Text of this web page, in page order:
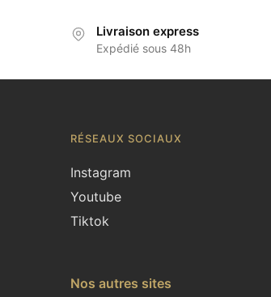
Livraison express
Expédié sous 48h
RÉSEAUX SOCIAUX
Instagram
Youtube
Tiktok
Nos autres sites